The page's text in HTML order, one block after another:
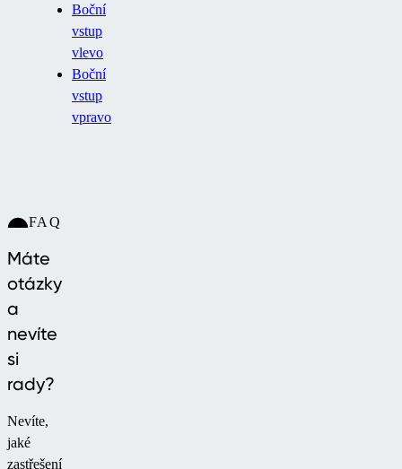
Boční
vstup
vlevo
Boční
vstup
vpravo
FAQ
Máte
otázky
a
nevíte
si
rady?
Nevíte,
jaké
zastřešení